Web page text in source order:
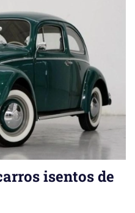
isentos de